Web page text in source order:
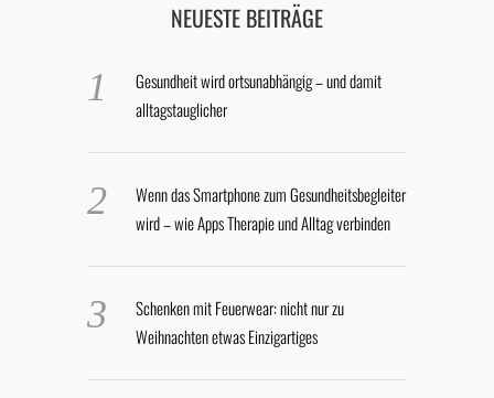
NEUESTE BEITRÄGE
Gesundheit wird ortsunabhängig – und damit
alltagstauglicher
Wenn das Smartphone zum Gesundheitsbegleiter
wird – wie Apps Therapie und Alltag verbinden
Schenken mit Feuerwear: nicht nur zu
Weihnachten etwas Einzigartiges